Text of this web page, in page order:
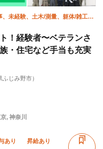
未経験、土木/測量、躯体/雑工、
！経験者〜ベテランさ
・住宅など手当も充実
ふじみ野市）
, 神奈川
あり 昇給あり